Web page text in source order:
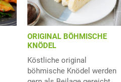
ORIGINAL BÖHMISCHE
KNÖDEL
Köstliche original
böhmische Knödel werden